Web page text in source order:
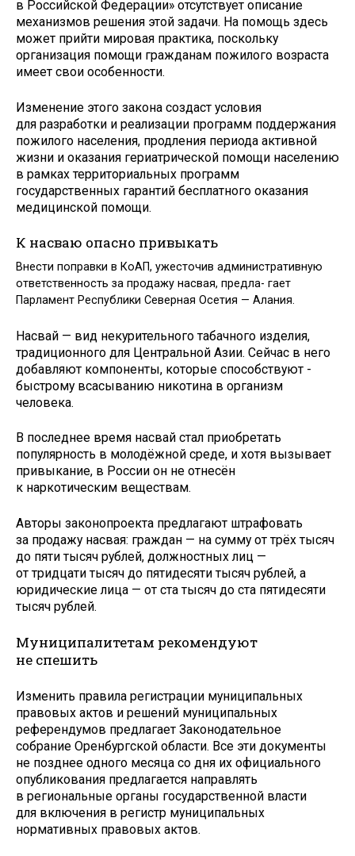
в Российской Федерации» отсутствует описание
механизмов решения этой задачи. На помощь здесь
может прийти мировая практика, поскольку
организация помощи гражданам пожилого возраста
имеет свои особенности.
Изменение этого закона создаст условия
для разработки и реализации программ поддержания
пожилого населения, продления периода активной
жизни и оказания гериатрической помощи населению
в рамках территориальных программ
государственных гарантий бесплатного оказания
медицинской помощи.
К насваю опасно привыкать
Внести поправки в КоАП, ужесточив административную
ответственность за продажу насвая, предла- гает
Парламент Республики Северная Осетия — Алания.
Насвай — вид некурительного табачного изделия,
традиционного для Центральной Азии. Сейчас в него
добавляют компоненты, которые способствуют ­
быстрому всасыванию никотина в организм
человека.
В последнее время насвай стал при­обретать
популярность в молодёжной среде, и хотя вызывает
привыкание, в России он не отнесён
к наркотическим веществам.
Авторы законопроекта предлагают штрафовать
за продажу насвая: граждан — на сумму от трёх тысяч
до пяти тысяч рублей, должностных лиц —
от тридцати тысяч до пятидесяти тысяч рублей, а
юридические лица — от ста тысяч до ста пятидесяти
тысяч рублей.
Муниципалитетам рекомендуют
не спешить
Изменить правила регистрации муниципальных
правовых актов и решений муниципальных
референдумов предлагает Законодательное
собрание Оренбургской области. Все эти документы
не позднее одного месяца со дня их официального
опубликования предлагается направлять
в региональные органы государственной власти
для включения в регистр муниципальных
нормативных правовых актов.